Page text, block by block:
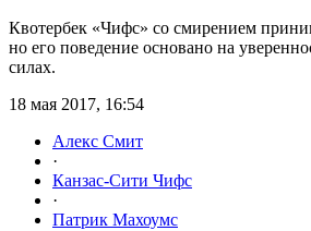
Квотербек «Чифс» со смирением
но его поведение основано на
силах.
18 мая 2017, 16:54
Алекс Смит
·
Канзас-Сити Чифс
·
Патрик Махоумс